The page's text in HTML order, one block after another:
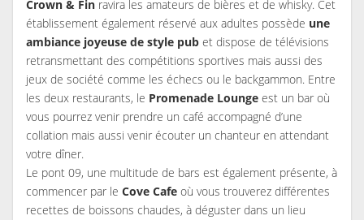
Crown & Fin ravira les amateurs de bières et de whisky. Cet
établissement également réservé aux adultes possède une
ambiance joyeuse de style pub et dispose de télévisions
retransmettant des compétitions sportives mais aussi des
jeux de société comme les échecs ou le backgammon. Entre
les deux restaurants, le Promenade Lounge est un bar où
vous pourrez venir prendre un café accompagné d’une
collation mais aussi venir écouter un chanteur en attendant
votre dîner.
Le pont 09, une multitude de bars est également présente, à
commencer par le Cove Cafe où vous trouverez différentes
recettes de boissons chaudes, à déguster dans un lieu